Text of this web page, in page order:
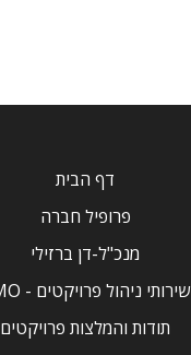
דף הבית
פרופיל חברה
מנכ"ל-דן ברזילי
שירותי ניהול פרויקטים - PMO
תודות והמלצות פרויקטים